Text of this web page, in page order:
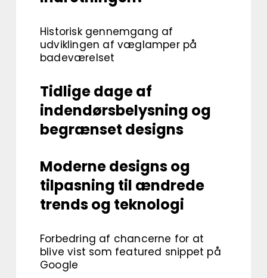
Historisk gennemgang af
udviklingen af væglamper på
badeværelset
Tidlige dage af
indendørsbelysning og
begrænset designs
Moderne designs og
tilpasning til ændrede
trends og teknologi
Forbedring af chancerne for at
blive vist som featured snippet på
Google